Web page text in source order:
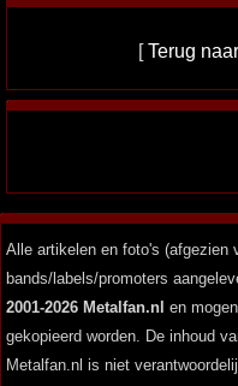
[Terug
Alle artikelen en foto's (afgezien
bands/labels/promoters
2001-2026 Metalfan.nl en
gekopieerd worden. De inhoud
Metalfan.nl is niet